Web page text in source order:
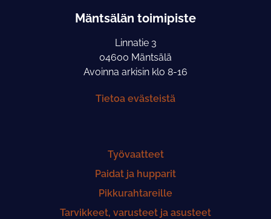
Mäntsälän toimipiste
Linnatie 3
04600 Mäntsälä
Avoinna arkisin klo 8-16
Tietoa evästeistä
Työvaatteet
Paidat ja hupparit
Pikkurahtareille
Tarvikkeet, varusteet ja asusteet